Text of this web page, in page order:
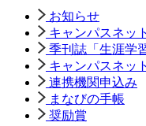
お知らせ
キャンパスネッ
季刊誌「生涯学
キャンパスネッ
連携機関申込み
まなびの手帳
奨励賞